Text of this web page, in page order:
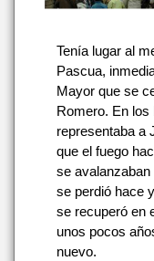
Tenía lugar al
Pascua,
Mayor que se
Romero. En los
representaba a
que el fuego
se
se perdió hace
se recuperó en
unos pocos
nuevo.